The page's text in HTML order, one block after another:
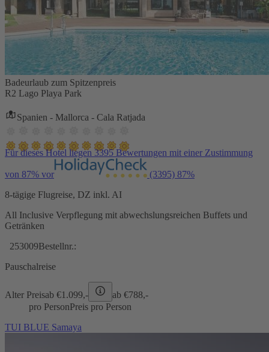
Badeurlaub zum Spitzenpreis
R2 Lago Playa Park
Spanien - Mallorca - Cala Ratjada
Für dieses Hotel liegen 3395 Bewertungen mit einer Zustimmung
von 87% vor (3395) 87%
8-tägige Flugreise, DZ inkl. AI
All Inclusive Verpflegung mit abwechslungsreichen Buffets und
Getränken
253009Bestellnr.:
Pauschalreise
Alter Preisab €1.099,- ab €788,-
pro PersonPreis pro Person
TUI BLUE Samaya